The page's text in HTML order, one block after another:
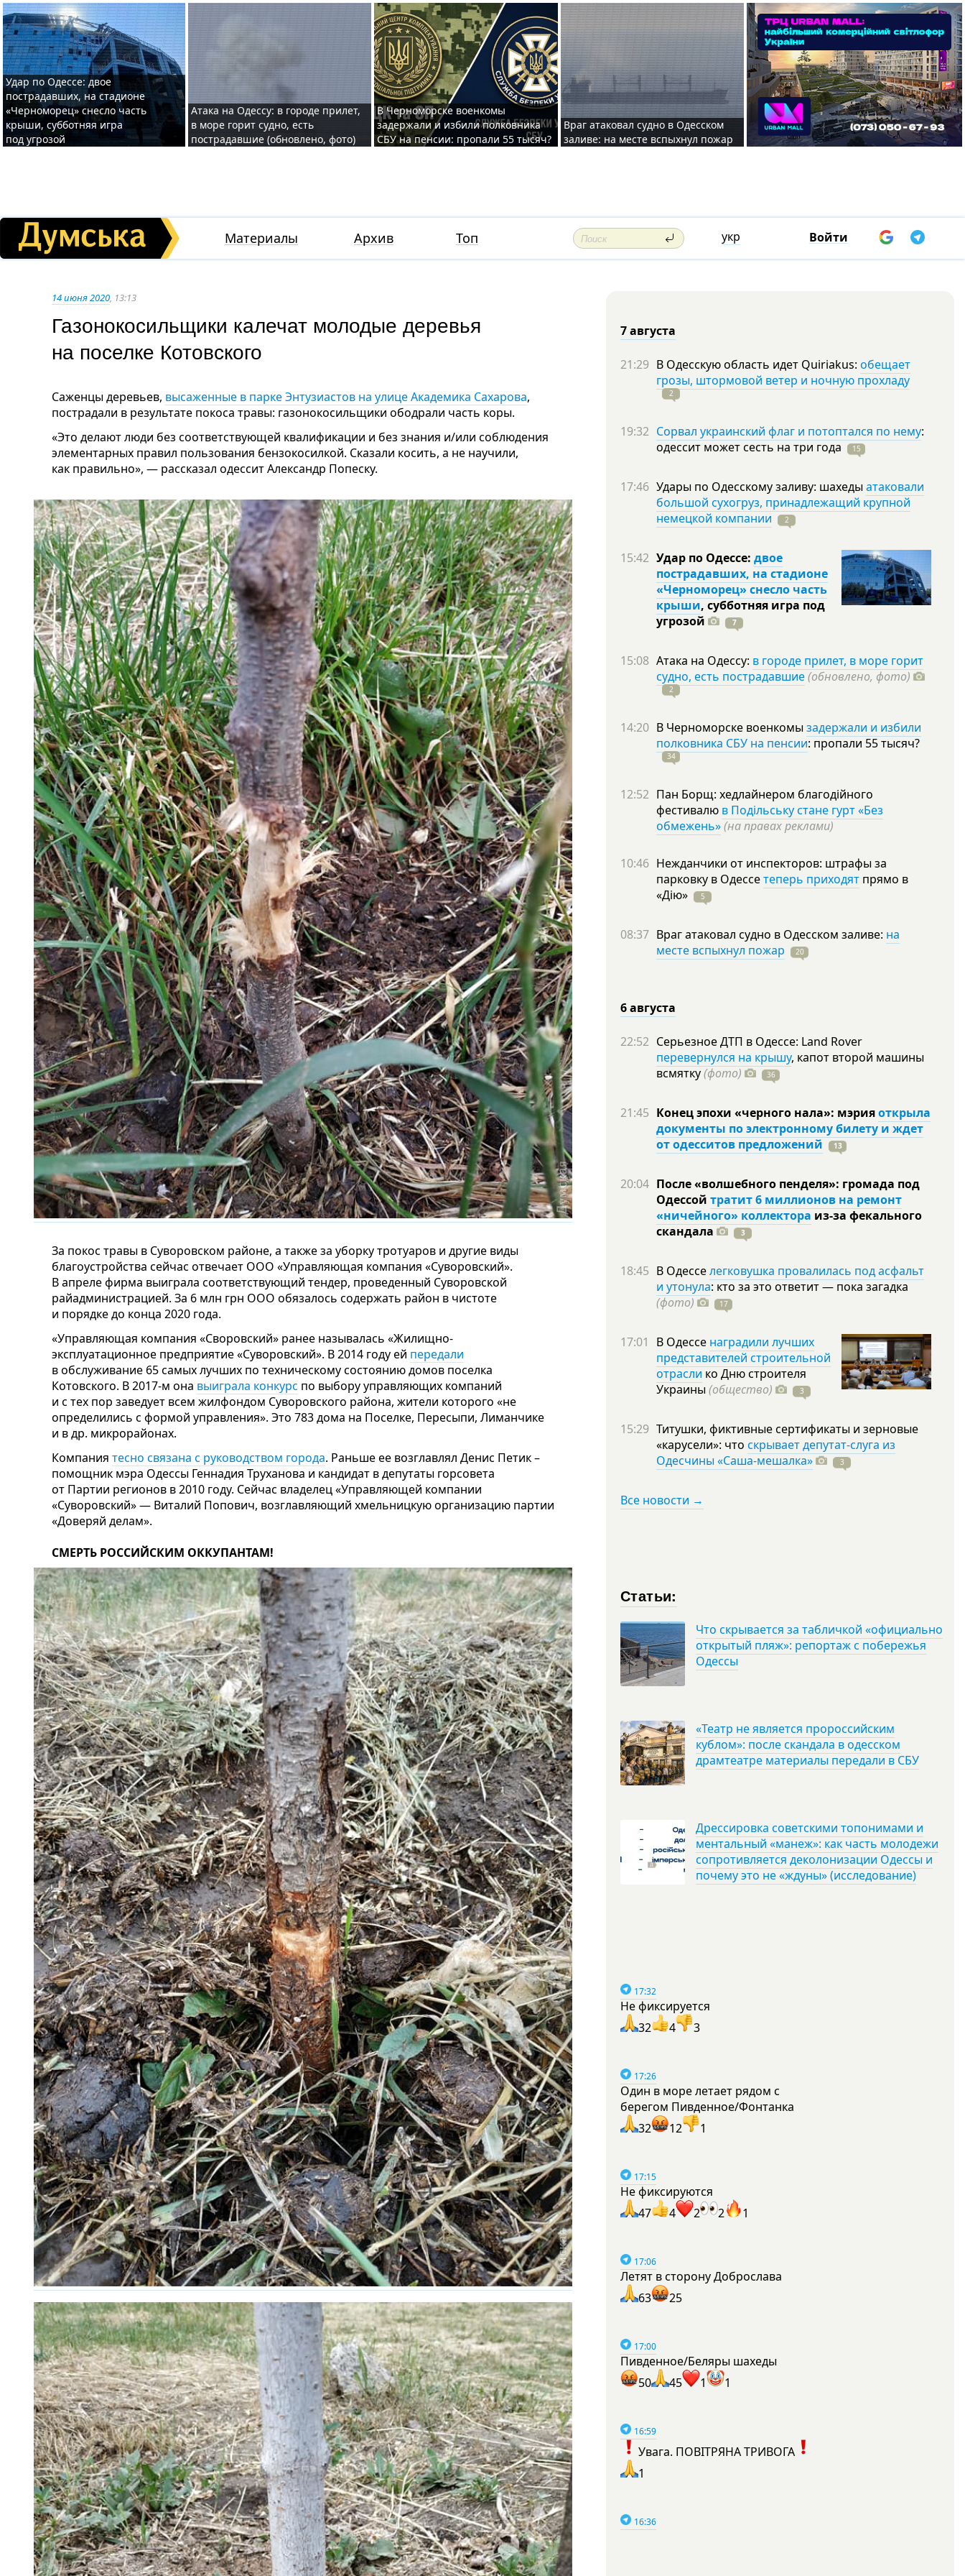
Удар по Одессе: двое
пострадавших, на стадионе
«Черноморец» снесло часть
крыши, субботняя игра
под угрозой
Атака на Одессу: в городе прилет,
в море горит судно, есть
пострадавшие (обновлено, фото)
В Черноморске военкомы
задержали и избили полковника
СБУ на пенсии: пропали 55 тысяч?
Враг атаковал судно в Одесском
заливе: на месте вспыхнул пожар
Материалы Архив Топ укр Войти
14 июня 2020, 13:13
Газонокосильщики калечат молодые деревья
на поселке Котовского
Саженцы деревьев, высаженные в парке Энтузиастов на улице Академика Сахарова,
пострадали в результате покоса травы: газонокосильщики ободрали часть коры.
«Это делают люди без соответствующей квалификации и без знания и/или соблюдения
элементарных правил пользования бензокосилкой. Сказали косить, а не научили,
как правильно», — рассказал одессит Александр Попеску.
За покос травы в Суворовском районе, а также за уборку тротуаров и другие виды
благоустройства сейчас отвечает ООО «Управляющая компания «Суворовский».
В апреле фирма выиграла соответствующий тендер, проведенный Суворовской
райадминистрацией. За 6 млн грн ООО обязалось содержать район в чистоте
и порядке до конца 2020 года.
«Управляющая компания «Своровский» ранее называлась «Жилищно-
эксплуатационное предприятие «Суворовский». В 2014 году ей передали
в обслуживание 65 самых лучших по техническому состоянию домов поселка
Котовского. В 2017-м она выиграла конкурс по выбору управляющих компаний
и с тех пор заведует всем жилфондом Суворовского района, жители которого «не
определились с формой управления». Это 783 дома на Поселке, Пересыпи, Лиманчике
и в др. микрорайонах.
Компания тесно связана с руководством города. Раньше ее возглавлял Денис Петик –
помощник мэра Одессы Геннадия Труханова и кандидат в депутаты горсовета
от Партии регионов в 2010 году. Сейчас владелец «Управляющей компании
«Суворовский» — Виталий Попович, возглавляющий хмельницкую организацию партии
«Доверяй делам».
СМЕРТЬ РОССИЙСКИМ ОККУПАНТАМ!
7 августа
21:29 В Одесскую область идет Quiriakus: обещает
грозы, штормовой ветер и ночную прохладу
2
19:32 Сорвал украинский флаг и потоптался по нему:
одессит может сесть на три года 15
17:46 Удары по Одесскому заливу: шахеды атаковали
большой сухогруз, принадлежащий крупной
немецкой компании
2
15:42 Удар по Одессе: двое
пострадавших, на стадионе
«Черноморец» снесло часть
крыши, субботняя игра под
угрозой
7
15:08 Атака на Одессу: в городе прилет, в море горит
судно, есть пострадавшие(обновлено, фото)
2
14:20 В Черноморске военкомы задержали и избили
полковника СБУ на пенсии: пропали 55тысяч?
34
12:52 Пан Борщ: хедлайнером благодійного
фестивалю в Подільську стане гурт «Без
обмежень»(на правах реклами)
10:46 Нежданчики от инспекторов: штрафы за
парковку в Одессетеперь приходят прямо в
«Дію»
5
08:37 Враг атаковал судно в Одесском заливе: на
месте вспыхнул пожар
20
6 августа
22:52 Серьезное ДТП в Одессе: Land Rover
перевернулся на крышу, капот второй машины
всмятку(фото) 36
21:45 Конец эпохи «черного нала»: мэрияоткрыла
документы по электронному билету и ждет
от одесситов предложений
13
20:04 После «волшебного пенделя»: громада под
Одессой тратит 6 миллионов на ремонт
«ничейного» коллектора из-за фекального
скандала
3
18:45 В Одесселегковушка провалилась под асфальт
и утонула: кто за это ответит — пока загадка
(фото)
17
17:01 В Одессе наградили лучших
представителей строительной
отрасли ко Дню строителя
Украины (общество) 3
15:29 Титушки, фиктивные сертификаты и зерновые
«карусели»: что скрывает депутат-слуга из
Одесчины «Саша-мешалка»
3
Все новости →
Статьи:
Что скрывается за табличкой «официально
открытый пляж»: репортаж с побережья
Одессы
«Театр не является пророссийским
кублом»: после скандала в одесском
драмтеатре материалы передали в СБУ
Дрессировка советскими топонимами и
ментальный «манеж»: как часть молодежи
сопротивляется деколонизации Одессы и
почему это не «ждуны» (исследование)
17:32
Не фиксируется
32
4 3
17:26
Один в море летает рядом с
берегом Пивденное/Фонтанка
32
12 1
17:15
Не фиксируются
47
4 2 2 1
17:06
Летят в сторону Доброслава
63
25
17:00
Пивденное/Беляры шахеды
50
45 1 1
16:59
Увага. ПОВІТРЯНА ТРИВОГА
1
16:36